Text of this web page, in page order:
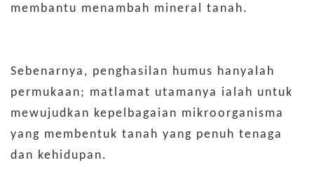
membantu menambah mineral tanah.
Sebenarnya, penghasilan humus hanyalah
permukaan; matlamat utamanya ialah untuk
mewujudkan kepelbagaian mikroorganisma
yang membentuk tanah yang penuh tenaga
dan kehidupan.